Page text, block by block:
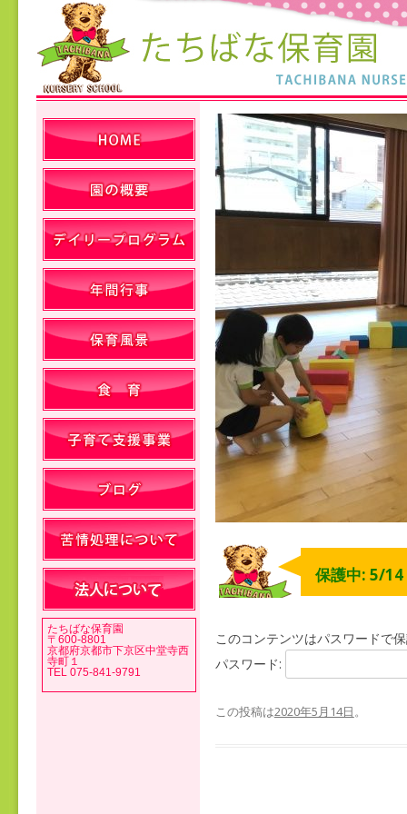
保護中: 5/14
このコンテンツはパスワードで
パスワード:
この投稿は2020年5月14日。
たちばな保育園
〒600-8801
京都府京都市下京区中堂寺西
寺町１
TEL 075-841-9791